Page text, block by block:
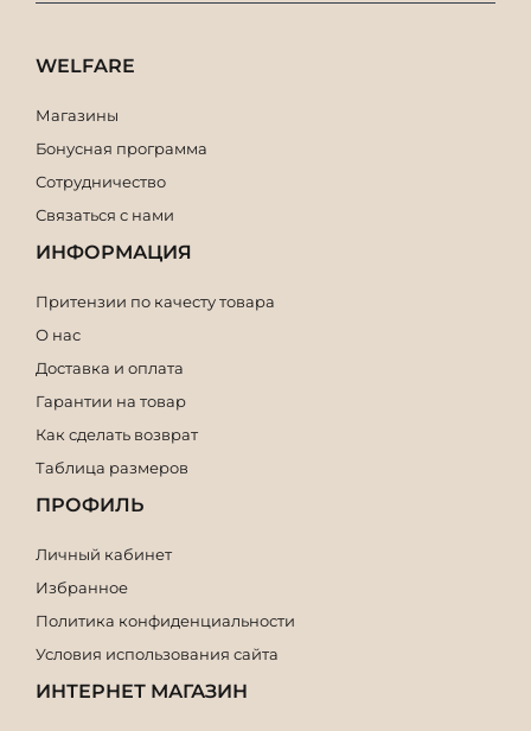
WELFARE
Магазины
Бонусная программа
Сотрудничество
Связаться с нами
ИНФОРМАЦИЯ
Притензии по качесту товара
О нас
Доставка и оплата
Гарантии на товар
Как сделать возврат
Таблица размеров
ПРОФИЛЬ
Личный кабинет
Избранное
Политика конфиденциальности
Условия использования сайта
ИНТЕРНЕТ МАГАЗИН